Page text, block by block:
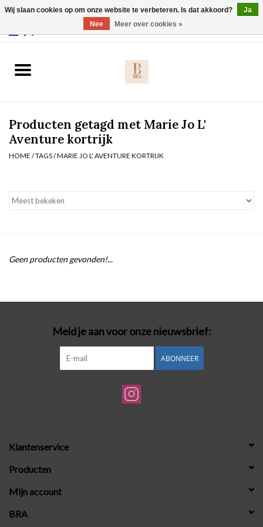
Slip
Body
Homewear
Producten getagd met Marie Jo L'
Aventure kortrijk
HOME /TAGS/MARIE JO L' AVENTURE KORTRIJK
Geen producten gevonden!...
Meld je aan voor onze nieuwsbrief:
ABONNEER
Klantenservice
Producten
Mijn account
BRA
Wij slaan cookies op om onze website te verbeteren. Is dat akkoord?
Ja
Nee
Meer over cookies »
Webshop werkt met EU maten. .